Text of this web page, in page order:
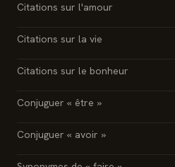
Citations sur l'amour
Citations sur la vie
Citations sur le bonheur
Conjuguer « être »
Conjuguer « avoir »